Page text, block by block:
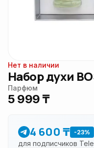
Нет в наличии
Набор духи
Парфюм
5 999 ₸
4 600 ₸ -23%
для подписчиков